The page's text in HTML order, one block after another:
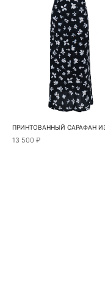
13 500 ₽